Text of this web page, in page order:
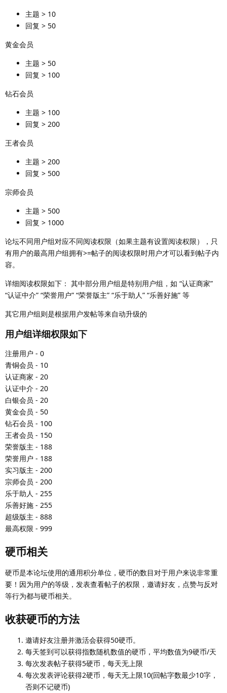
主题 > 10
回复 > 50
黄金会员
主题 > 50
回复 > 100
钻石会员
主题 > 100
回复 > 200
王者会员
主题 > 200
回复 > 500
宗师会员
主题 > 500
回复 > 1000
论坛不同用户组对应不同阅读权限（如果主题有设置阅读权限），只
有用户的最高用户组拥有>=帖子的阅读权限时用户才可以看到帖子内
容。
详细阅读权限如下： 其中部分用户组是特别用户组，如 “认证商家”
“认证中介” “荣誉用户” “荣誉版主” “乐于助人” “乐善好施” 等
其它用户组则是根据用户发帖等来自动升级的
用户组详细权限如下
注册用户 - 0
青铜会员 - 10
认证商家 - 20
认证中介 - 20
白银会员 - 20
黄金会员 - 50
钻石会员 - 100
王者会员 - 150
荣誉版主 - 188
荣誉用户 - 188
实习版主 - 200
宗师会员 - 200
乐于助人 - 255
乐善好施 - 255
超级版主 - 888
最高权限 - 999
硬币相关
硬币是本论坛使用的通用积分单位，硬币的数目对于用户来说非常重
要！因为用户的等级，发表查看帖子的权限，邀请好友，点赞与反对
等行为都与硬币相关。
收获硬币的方法
邀请好友注册并激活会获得50硬币。
每天签到可以获得指数随机数值的硬币，平均数值为9硬币/天
每次发表帖子获得5硬币，每天无上限
每次发表评论获得2硬币，每天无上限10(回帖字数最少10字，
否则不记硬币)